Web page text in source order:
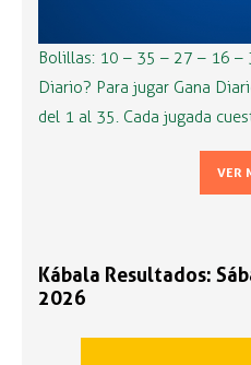
Bolillas: 10 – 35 – 27 – 16 –
Diario? Para jugar Gana
del 1 al 35. Cada jugada
VER
Kábala Resultados:
2026